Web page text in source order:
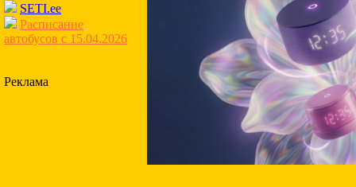
SETI.ee
Расписание
автобусов с 15.04.2026
Реклама